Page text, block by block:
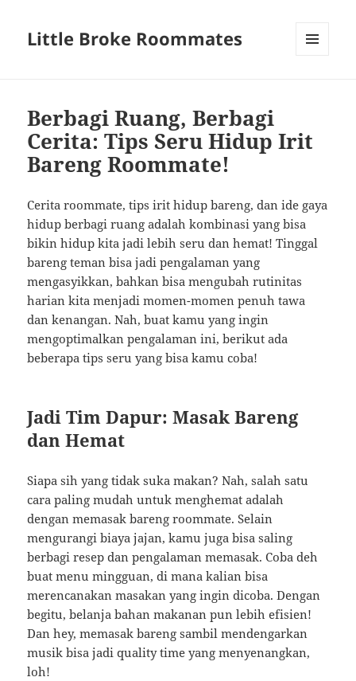
Little Broke Roommates
Berbagi Ruang, Berbagi
Cerita: Tips Seru Hidup Irit
Bareng Roommate!
Cerita roommate, tips irit hidup bareng, dan ide gaya
hidup berbagi ruang adalah kombinasi yang bisa
bikin hidup kita jadi lebih seru dan hemat! Tinggal
bareng teman bisa jadi pengalaman yang
mengasyikkan, bahkan bisa mengubah rutinitas
harian kita menjadi momen-momen penuh tawa
dan kenangan. Nah, buat kamu yang ingin
mengoptimalkan pengalaman ini, berikut ada
beberapa tips seru yang bisa kamu coba!
Jadi Tim Dapur: Masak Bareng
dan Hemat
Siapa sih yang tidak suka makan? Nah, salah satu
cara paling mudah untuk menghemat adalah
dengan memasak bareng roommate. Selain
mengurangi biaya jajan, kamu juga bisa saling
berbagi resep dan pengalaman memasak. Coba deh
buat menu mingguan, di mana kalian bisa
merencanakan masakan yang ingin dicoba. Dengan
begitu, belanja bahan makanan pun lebih efisien!
Dan hey, memasak bareng sambil mendengarkan
musik bisa jadi quality time yang menyenangkan,
loh!